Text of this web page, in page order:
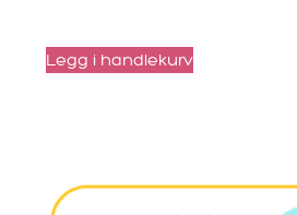
Legg i handlekurv